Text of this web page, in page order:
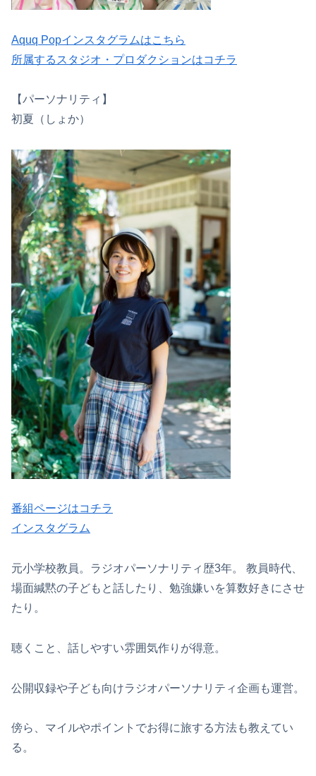
Aquq Popインスタグラムはこちら
所属するスタジオ・プロダクションはコチラ
【パーソナリティ】
初夏（しょか）
番組ページはコチラ
インスタグラム
元小学校教員。ラジオパーソナリティ歴3年。 教員時代、
場面緘黙の子どもと話したり、勉強嫌いを算数好きにさせ
たり。
聴くこと、話しやすい雰囲気作りが得意。
公開収録や子ども向けラジオパーソナリティ企画も運営。
傍ら、マイルやポイントでお得に旅する方法も教えてい
る。